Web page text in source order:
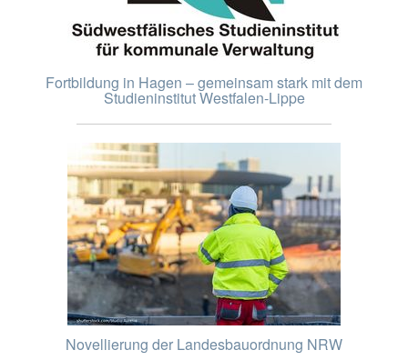
Fortbildung in Hagen – gemeinsam stark mit dem
Studieninstitut Westfalen-Lippe
Novellierung der Landesbauordnung NRW